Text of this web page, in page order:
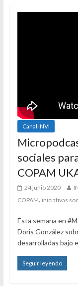
Canal INVI
sociales
COPAM
24 junio 2020
COPAM iniciativas
Esta semana en
Doris González
desarrolladas bajo
Seguir leyendo